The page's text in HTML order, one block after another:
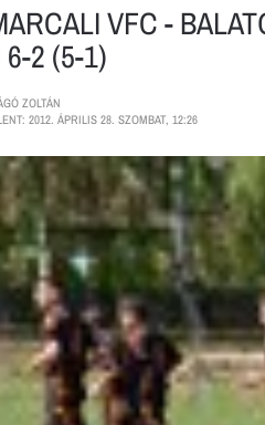
VFC -
2 (5-1)
ZOLTÁN
2012. ÁPRILIS 28. SZOMBAT, 12:26